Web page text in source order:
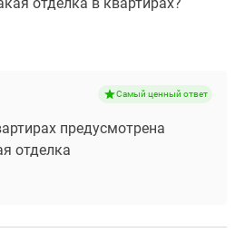
Самый ценный ответ
предусмотрена
отделка